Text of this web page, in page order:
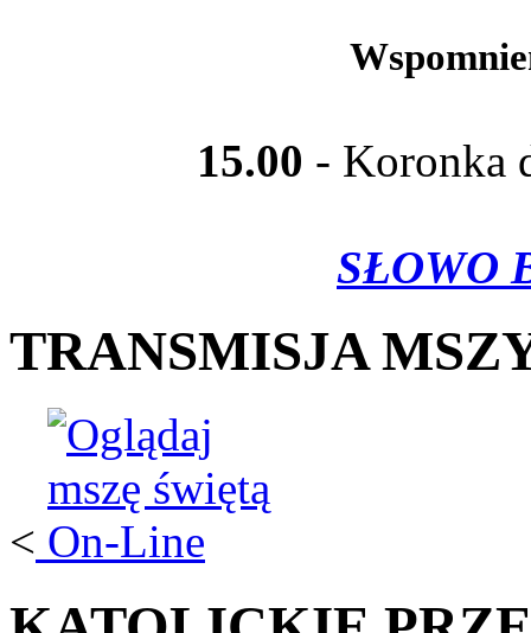
15.00 - Koronka
SŁOWO
TRANSMISJA
<